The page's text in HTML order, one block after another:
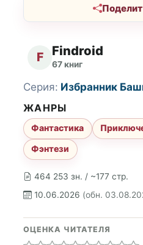
F Findroid
67 книг
464 253 зн. / ~177 стр.
10.06.2026 (обн.
Серия: Избранник
ЖАНРЫ
Фантастика
Фэнтези
ОЦЕНКА ЧИТАТЕЛЯ